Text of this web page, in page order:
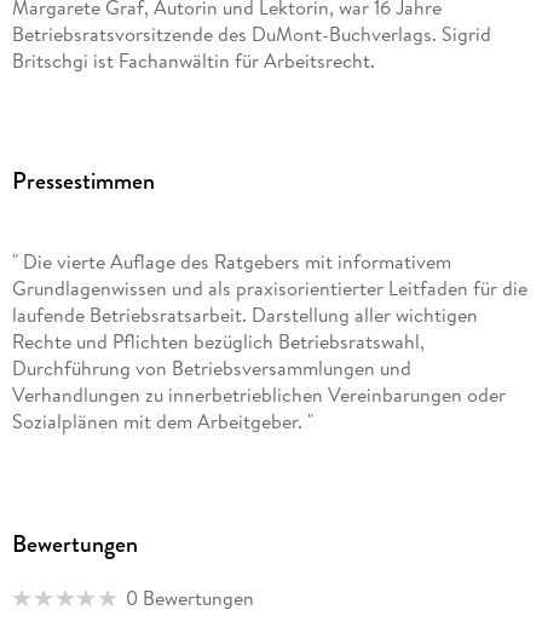
Margarete Graf, Autorin und Lektorin, war 16 Jahre
Betriebsratsvorsitzende des DuMont-Buchverlags. Sigrid
Britschgi ist Fachanwältin für Arbeitsrecht.
Pressestimmen
" Die vierte Auflage des Ratgebers mit informativem
Grundlagenwissen und als praxisorientierter Leitfaden für die
laufende Betriebsratsarbeit. Darstellung aller wichtigen
Rechte und Pflichten bezüglich Betriebsratswahl,
Durchführung von Betriebsversammlungen und
Verhandlungen zu innerbetrieblichen Vereinbarungen oder
Sozialplänen mit dem Arbeitgeber. "
Bewertungen
0 Bewertungen